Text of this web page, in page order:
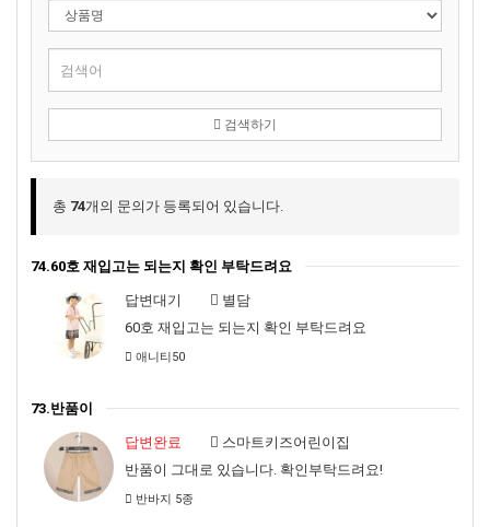
검색하기
총 74개의 문의가 등록되어 있습니다.
74.60호 재입고는 되는지 확인 부탁드려요
답변대기
별담
60호 재입고는 되는지 확인 부탁드려요
애니티50
73.반품이
답변완료
스마트키즈어린이집
반품이 그대로 있습니다. 확인부탁드려요!
반바지 5종